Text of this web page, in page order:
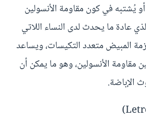
يُشتبه في كون مقاومة الأنسولين
عادة ما يحدث لدى النساء اللاتي
المبيض متعدد التكيسات، ويساعد
الأنسولين، وهو ما يمكن أن
الإباضة.